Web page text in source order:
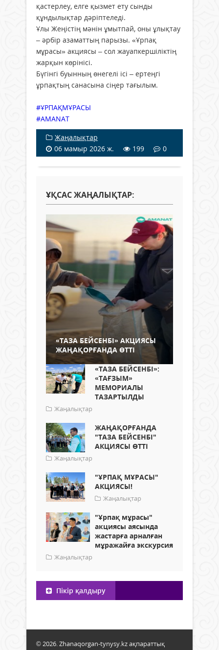
қастерлеу, елге қызмет ету сынды
құндылықтар дәріптеледі.
Ұлы Жеңістің мәнін ұмытпай, оны ұлықтау
– әрбір азаматтың парызы. «Ұрпақ
мұрасы» акциясы – сол жауапкершіліктің
жарқын көрінісі.
Бүгінгі буынның өнегелі ісі – ертеңгі
ұрпақтың санасына сіңер тағылым.
#ҰРПАҚМҰРАСЫ
#AMANAT
Жаңалықтар
06 мамыр 2026 ж.
199 0
ҰҚСАС ЖАҢАЛЫҚТАР:
«ТАЗА БЕЙСЕНБІ» АКЦИЯСЫ
ЖАҢАҚОРҒАНДА ӨТТІ
«ТАЗА БЕЙСЕНБІ»:
«ТАҒЗЫМ»
МЕМОРИАЛЫ
ТАЗАРТЫЛДЫ
Жаңалықтар
ЖАҢАҚОРҒАНДА
"ТАЗА БЕЙСЕНБІ"
АКЦИЯСЫ ӨТТІ
Жаңалықтар
"ҰРПАҚ МҰРАСЫ"
АКЦИЯСЫ!
Жаңалықтар
"Ұрпақ мұрасы"
акциясы аясында
жастарға арналған
мұражайға экскурсия
Жаңалықтар
Пікір қалдыру
© 2026. Zhanaqorgan-tynysy.kz ақпараттық